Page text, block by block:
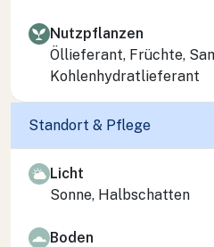
Nutzpflanzen
Öllieferant, Früchte,
Kohlenhydratlieferant
Standort & Pflege
Licht
Sonne, Halbschatten
Boden